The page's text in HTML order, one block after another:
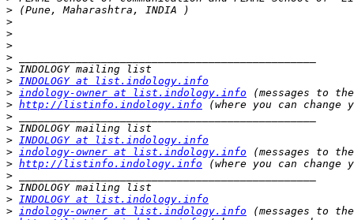
>
>
>
>
>
>
> INDOLOGY at list.indology.info
> indology-owner at list.indology.info
> http://listinfo.indology.info
>
>
> INDOLOGY at list.indology.info
> indology-owner at list.indology.info
> http://listinfo.indology.info
>
>
> INDOLOGY at list.indology.info
> indology-owner at list.indology.info